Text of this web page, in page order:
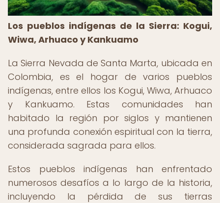
Los pueblos indígenas de la Sierra: Kogui,
Wiwa, Arhuaco y Kankuamo
La Sierra Nevada de Santa Marta, ubicada en
Colombia, es el hogar de varios pueblos
indígenas, entre ellos los Kogui, Wiwa, Arhuaco
y Kankuamo. Estas comunidades han
habitado la región por siglos y mantienen
una profunda conexión espiritual con la tierra,
considerada sagrada para ellos.
Estos pueblos indígenas han enfrentado
numerosos desafíos a lo largo de la historia,
incluyendo la pérdida de sus tierras